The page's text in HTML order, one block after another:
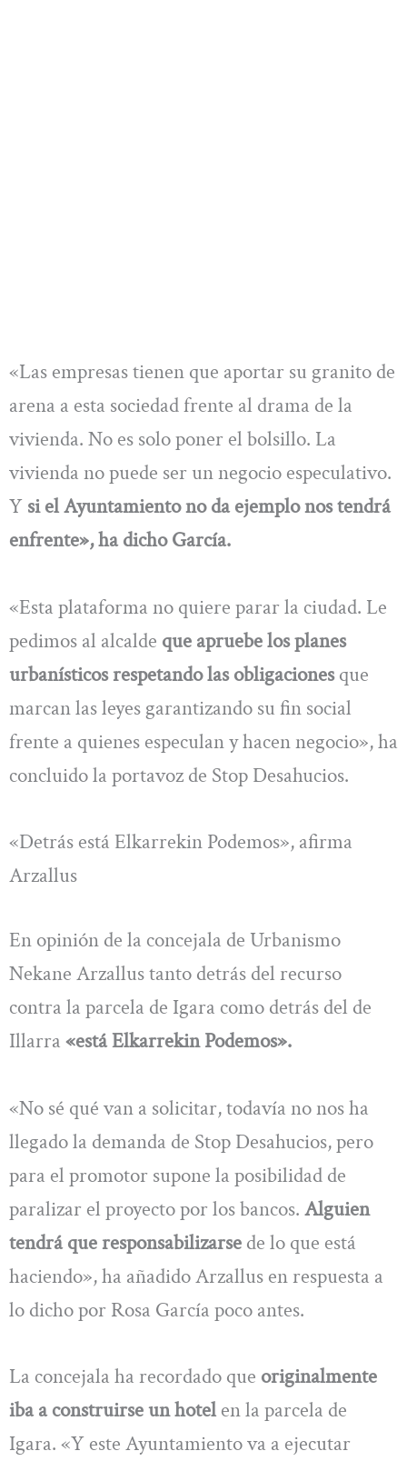
«Las empresas tienen que aportar su granito de
arena a esta sociedad frente al drama de la
vivienda. No es solo poner el bolsillo. La
vivienda no puede ser un negocio especulativo.
Y si el Ayuntamiento no da ejemplo nos tendrá
enfrente», ha dicho García.
«Esta plataforma no quiere parar la ciudad. Le
pedimos al alcalde que apruebe los planes
urbanísticos respetando las obligacionesque
marcan las leyes garantizando su fin social
frente a quienes especulan y hacen negocio», ha
concluido la portavoz de Stop Desahucios.
«Detrás está Elkarrekin Podemos», afirma
Arzallus
En opinión de la concejala de Urbanismo
Nekane Arzallus tanto detrás del recurso
contra la parcela de Igara como detrás del de
Illarra «está Elkarrekin Podemos».
«No sé qué van a solicitar, todavía no nos ha
llegado la demanda de Stop Desahucios, pero
para el promotor supone la posibilidad de
paralizar el proyecto por los bancos. Alguien
tendrá que responsabilizarse de lo que está
haciendo», ha añadido Arzallus en respuesta a
lo dicho por Rosa García poco antes.
La concejala ha recordado que originalmente
iba a construirse un hotel en la parcela de
Igara. «Y este Ayuntamiento va a ejecutar